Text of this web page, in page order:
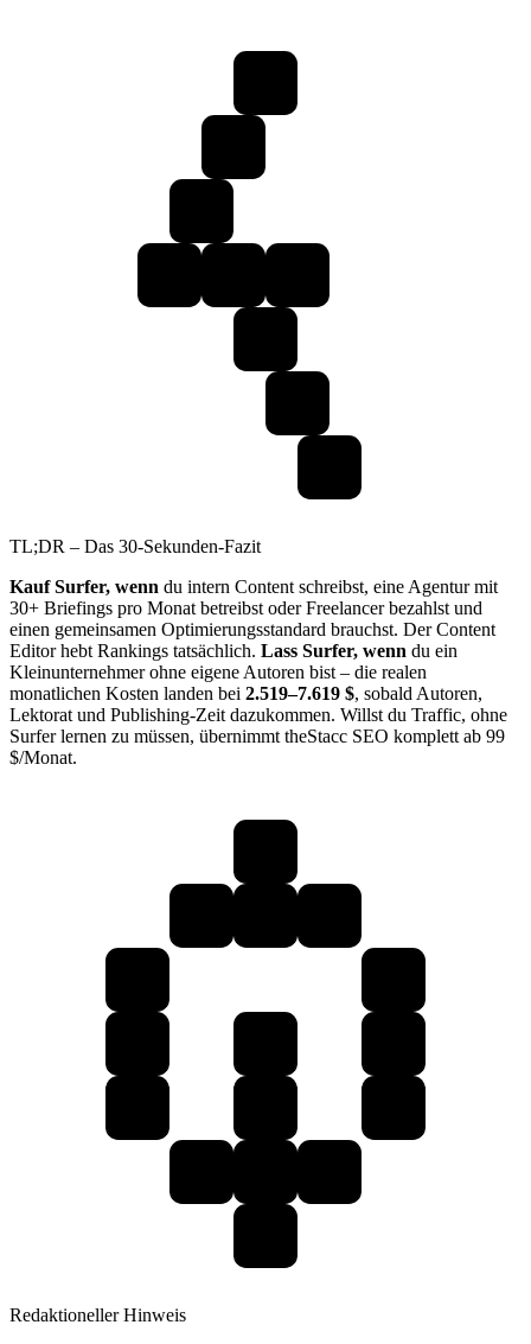
TL;DR – Das 30-Sekunden-Fazit
Kauf Surfer, wenn du intern Content schreibst, eine Agentur mit
30+ Briefings pro Monat betreibst oder Freelancer bezahlst und
einen gemeinsamen Optimierungsstandard brauchst. Der Content
Editor hebt Rankings tatsächlich. Lass Surfer, wenn du ein
Kleinunternehmer ohne eigene Autoren bist – die realen
monatlichen Kosten landen bei 2.519–7.619 $, sobald Autoren,
Lektorat und Publishing-Zeit dazukommen. Willst du Traffic, ohne
Surfer lernen zu müssen, übernimmt theStacc SEO komplett ab 99
$/Monat.
Redaktioneller Hinweis